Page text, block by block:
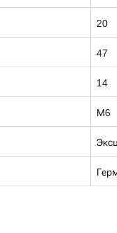
20
47
14
М6